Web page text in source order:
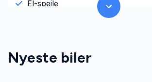
El-spejle
Fjernbetjent centrallås
Nyeste biler